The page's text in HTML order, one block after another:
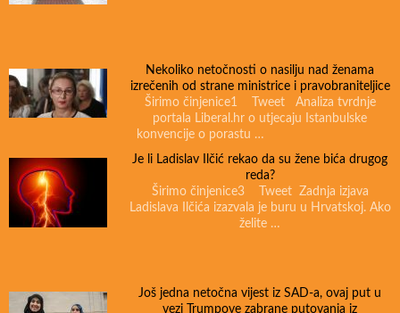
Nekoliko netočnosti o nasilju nad ženama
izrečenih od strane ministrice i pravobraniteljice
Širimo činjenice1 Tweet Analiza tvrdnje
portala Liberal.hr o utjecaju Istanbulske
konvencije o porastu …
Je li Ladislav Ilčić rekao da su žene bića drugog
reda?
Širimo činjenice3 Tweet Zadnja izjava
Ladislava Ilčića izazvala je buru u Hrvatskoj. Ako
želite …
Još jedna netočna vijest iz SAD-a, ovaj put u
vezi Trumpove zabrane putovanja iz